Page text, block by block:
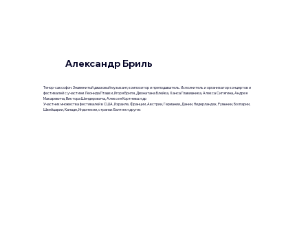
Тенор-саксофон. Знаменитый джазовый музыкант, композитор и преподаватель. Исполнитель и организатор концертов и
фестивалей с участием Леонида Пташки, Игоря Бриля, Джонатана Блейка, Ханса Главишника, Алекса Сипягина, Андрея
Макаревича, Виктора Шендеровича, Алексея Кортнева и др
Участник множества фестивалей в США, Израиле, Франции, Австрии, Германии, Дании, Нидерландах, Румынии, Болгарии,
Швейцарии, Канаде, Индонезии, странах Балтии и других
Александр Бриль